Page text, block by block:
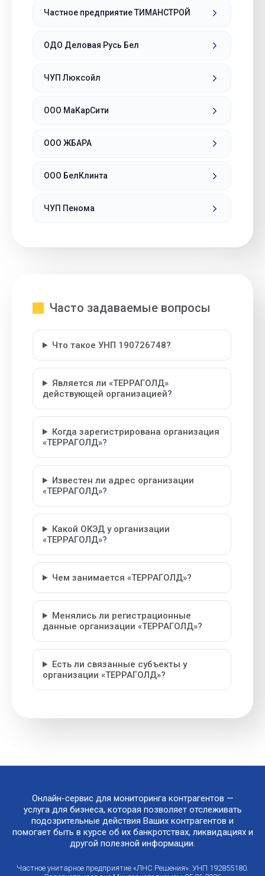
Частное предприятие ТИМАНСТРОЙ
ОДО Деловая Русь Бел
ЧУП Люксойл
ООО МаКарСити
ООО ЖБАРА
ООО БелКлинта
ЧУП Пенома
Часто задаваемые вопросы
Что такое УНП 190726748?
Является ли «ТЕРРАГОЛД»
действующей организацией?
Когда зарегистрирована организация
«ТЕРРАГОЛД»?
Известен ли адрес организации
«ТЕРРАГОЛД»?
Какой ОКЭД у организации
«ТЕРРАГОЛД»?
Чем занимается «ТЕРРАГОЛД»?
Менялись ли регистрационные
данные организации «ТЕРРАГОЛД»?
Есть ли связанные субъекты у
организации «ТЕРРАГОЛД»?
Онлайн-сервис для мониторинга контрагентов —
услуга для бизнеса, которая позволяет отслеживать
подозрительные действия Ваших контрагентов и
помогает быть в курсе об их банкротствах, ликвидациях и
другой полезной информации.
Частное унитарное предприятие «ЛНС Решения». УНП 192855180.